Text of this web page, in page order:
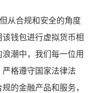
从合规和安全的角度
钱包进行虚拟货币相
潮中，我们每一位用
格遵守国家法律法
的金融产品和服务，